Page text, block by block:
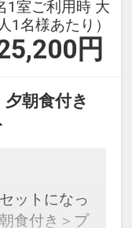
1室ご利用時 大
人1名様あたり）
円
夕朝食付き
ットになっ
食付き＞プ